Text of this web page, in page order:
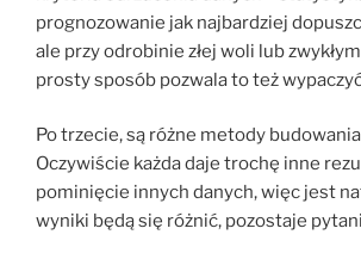
prognozowanie jak najbardziej
ale przy odrobinie złej woli lub
prosty sposób pozwala to też
Po trzecie, są różne metody
Oczywiście każda daje trochę inne
pominięcie innych danych, więc jest
wyniki będą się różnić, pozostaje